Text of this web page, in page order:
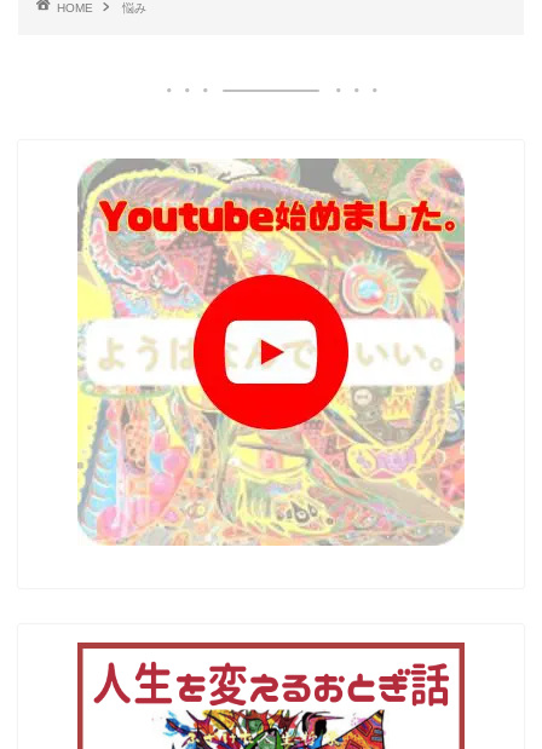
HOME 悩み